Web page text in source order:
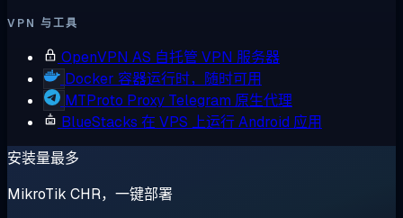
VPN 与工具
OpenVPN AS 自托管 VPN 服务器
Docker 容器运行时，随时可用
MTProto Proxy Telegram 原生代理
BlueStacks 在 VPS 上运行 Android 应用
安装量最多
MikroTik CHR，一键部署